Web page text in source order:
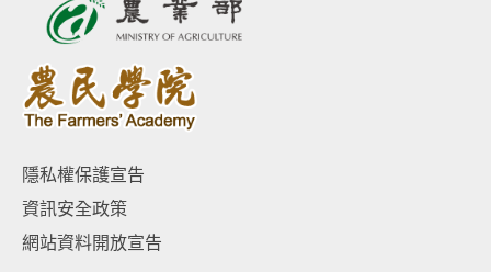
隱私權保護宣告
資訊安全政策
網站資料開放宣告